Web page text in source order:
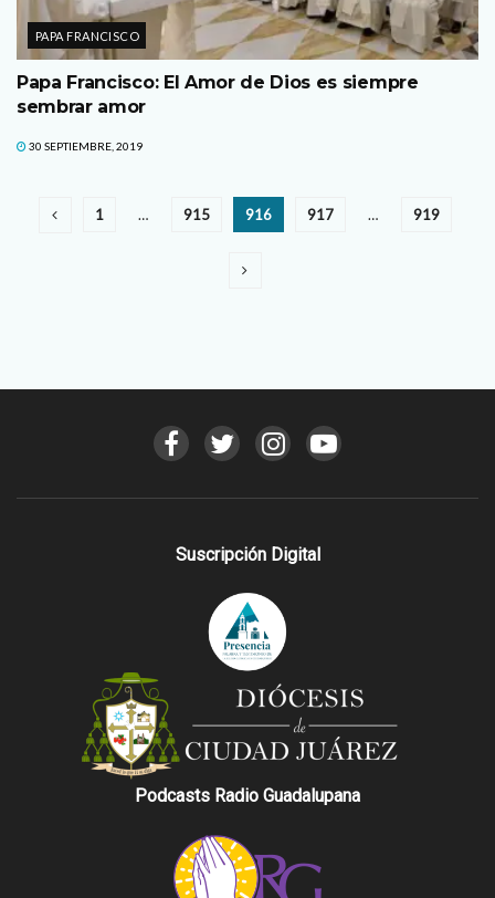
PAPA FRANCISCO
Papa Francisco: El Amor de Dios es siempre
sembrar amor
30 SEPTIEMBRE, 2019
1 … 915 916 917 … 919
Suscripción Digital
Podcasts Radio Guadalupana